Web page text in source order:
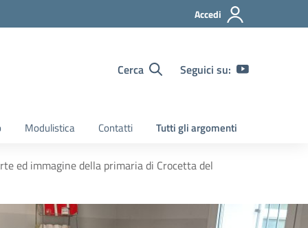
Accedi
Cerca Seguici su:
Modulistica Contatti Tutti gli argomenti
ed immagine della primaria di Crocetta del